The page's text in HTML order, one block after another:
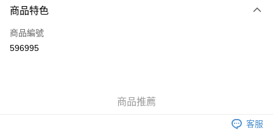
信用卡
Apple Pay
商品特色
商品編號
596995
商品推薦
客服